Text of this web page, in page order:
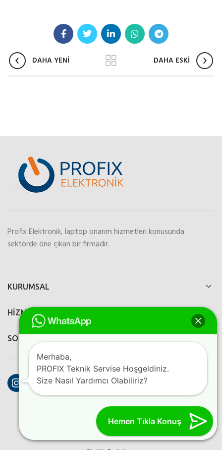
DAHA YENİ DAHA ESKİ
Profix Elektronik, laptop onarım hizmetleri konusunda
sektörde öne çıkan bir firmadır.
KURUMSAL
HİZMETLERİMİZ
SOSYAL MEDYA
Instagram
Facebook
YouTube
2023 Perfection Dijital AjansKreatif
Programlama
Hemen Tıkla Konuş
Merhaba,
PROFIX Teknik Servise Hoşgeldiniz.
Size Nasıl Yardımcı Olabiliriz?